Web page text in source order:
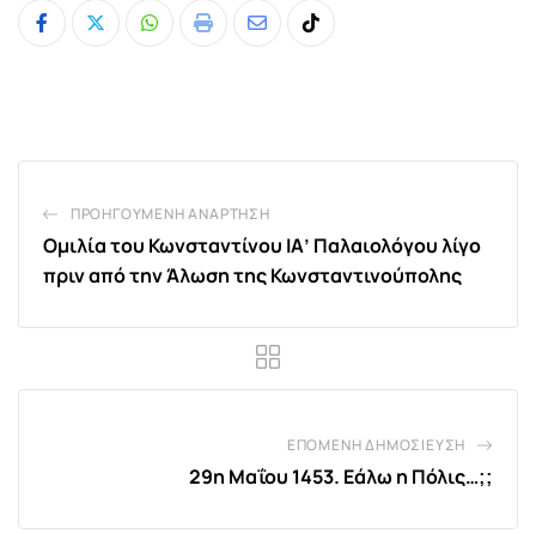
Whatsapp
Print
ShareTiktok
ΠΡΟΗΓΟΎΜΕΝΗ ΑΝΆΡΤΗΣΗ
Ομιλία του Κωνσταντίνου ΙΑ’ Παλαιολόγου λίγο
πριν από την Άλωση της Κωνσταντινούπολης
ΕΠΌΜΕΝΗ ΔΗΜΟΣΊΕΥΣΗ
29η Μαΐου 1453. Εάλω η Πόλις…;;